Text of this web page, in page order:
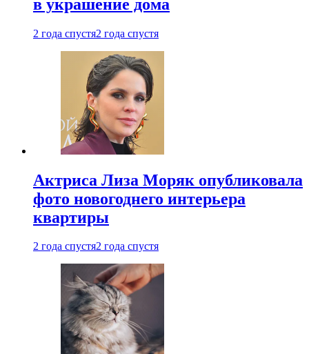
в украшение дома
2 года спустя2 года спустя
Актриса Лиза Моряк опубликовала
фото новогоднего интерьера
квартиры
2 года спустя2 года спустя